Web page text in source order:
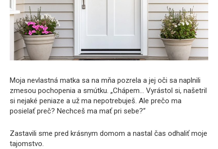
Moja nevlastná matka sa na mňa pozrela a jej oči sa naplnili
zmesou pochopenia a smútku. „Chápem… Vyrástol si, našetril
si nejaké peniaze a už ma nepotrebuješ. Ale prečo ma
posielať preč? Nechceš ma mať pri sebe?“
Zastavili sme pred krásnym domom a nastal čas odhaliť moje
tajomstvo.